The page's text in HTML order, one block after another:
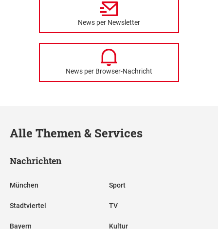
News per Newsletter
News per Browser-Nachricht
Alle Themen & Services
Nachrichten
München
Stadtviertel
Bayern
Sport
TV
Kultur